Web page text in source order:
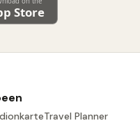
Travel Planner